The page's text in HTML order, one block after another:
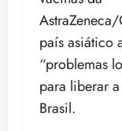
país asiático
“problemas
para liberar
Brasil.